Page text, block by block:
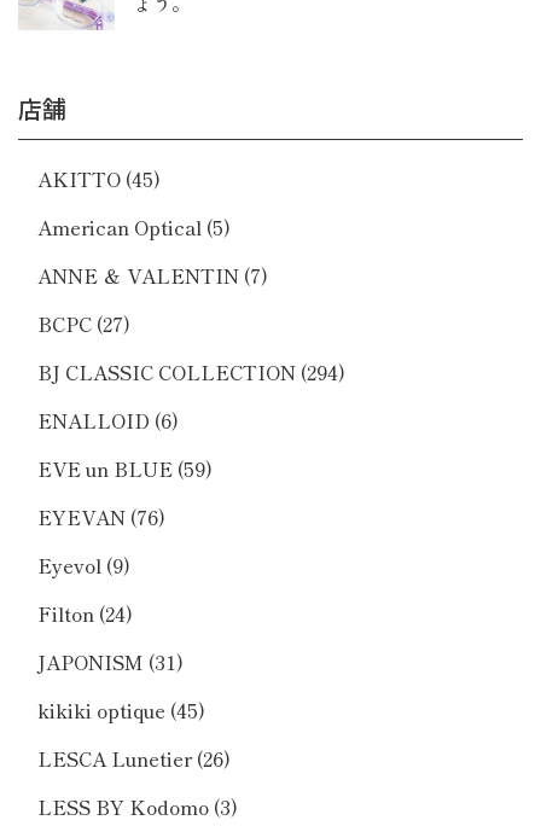
店舗
AKITTO (45)
American Optical (5)
ANNE ＆ VALENTIN (7)
BCPC (27)
BJ CLASSIC COLLECTION (294)
ENALLOID (6)
EVE un BLUE (59)
EYEVAN (76)
Eyevol (9)
Filton (24)
JAPONISM (31)
kikiki optique (45)
LESCA Lunetier(26)
LESS BY Kodomo (3)